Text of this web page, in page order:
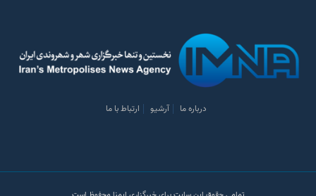
درباره ما آرشیو ارتباط با ما